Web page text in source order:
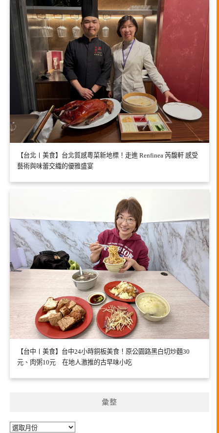
【台北〡美食】台北質感粵菜新地標！走進 Renfinea 芮馥軒 感受
藝術與味蕾交織的優雅盛宴
【台中〡美食】台中24小時銅板美食！原公園路黑白切炒麵30
元、肉粥10元 在地人激推的古早味小吃
彙整
彙